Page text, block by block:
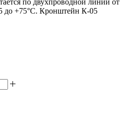
+75°С. Кронштейн К-05